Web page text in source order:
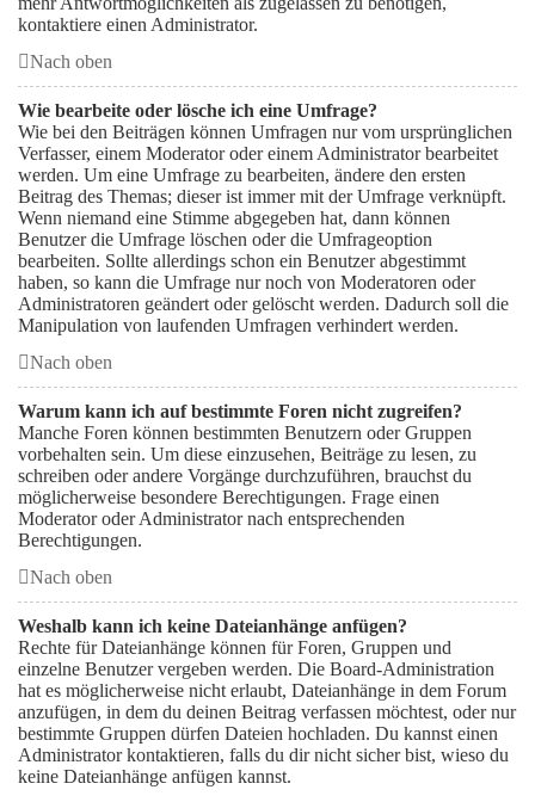
kontaktiere einen Administrator.
Nach oben
Wie bearbeite oder lösche ich eine Umfrage?
Wie bei den Beiträgen können Umfragen nur vom ursprünglichen
Verfasser, einem Moderator oder einem Administrator bearbeitet
werden. Um eine Umfrage zu bearbeiten, ändere den ersten
Beitrag des Themas; dieser ist immer mit der Umfrage verknüpft.
Wenn niemand eine Stimme abgegeben hat, dann können
Benutzer die Umfrage löschen oder die Umfrageoption
bearbeiten. Sollte allerdings schon ein Benutzer abgestimmt
haben, so kann die Umfrage nur noch von Moderatoren oder
Administratoren geändert oder gelöscht werden. Dadurch soll die
Manipulation von laufenden Umfragen verhindert werden.
Nach oben
Warum kann ich auf bestimmte Foren nicht zugreifen?
Manche Foren können bestimmten Benutzern oder Gruppen
vorbehalten sein. Um diese einzusehen, Beiträge zu lesen, zu
schreiben oder andere Vorgänge durchzuführen, brauchst du
möglicherweise besondere Berechtigungen. Frage einen
Moderator oder Administrator nach entsprechenden
Berechtigungen.
Nach oben
Weshalb kann ich keine Dateianhänge anfügen?
Rechte für Dateianhänge können für Foren, Gruppen und
einzelne Benutzer vergeben werden. Die Board-Administration
hat es möglicherweise nicht erlaubt, Dateianhänge in dem Forum
anzufügen, in dem du deinen Beitrag verfassen möchtest, oder nur
bestimmte Gruppen dürfen Dateien hochladen. Du kannst einen
Administrator kontaktieren, falls du dir nicht sicher bist, wieso du
keine Dateianhänge anfügen kannst.